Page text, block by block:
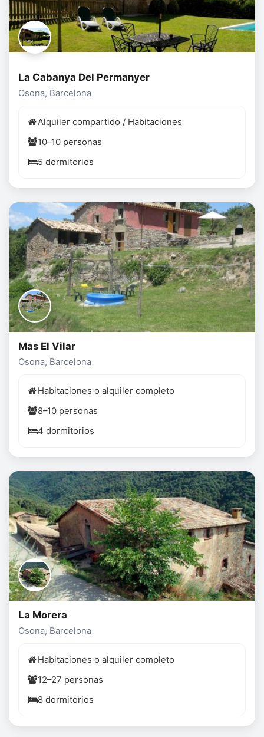
La Cabanya Del Permanyer
Osona, Barcelona
Alquiler compartido / Habitaciones
10–10 personas
5 dormitorios
Mas El Vilar
Osona, Barcelona
Habitaciones o alquiler completo
8–10 personas
4 dormitorios
La Morera
Osona, Barcelona
Habitaciones o alquiler completo
12–27 personas
8 dormitorios